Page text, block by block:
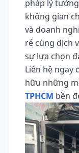
pháp lý
không gian
và doanh
rẻ cùng dịch
sự lựa chọn
Liên hệ ngay
hữu những
TPHCM bền